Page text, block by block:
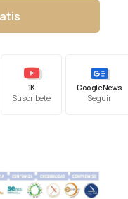
1K
Suscríbete
Google News
Seguir